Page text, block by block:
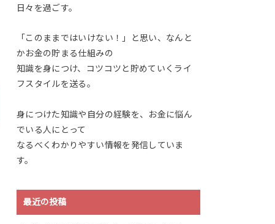
日々を過ごす。
「このままではいけない！」と思い、なんと
かお金の貯まる仕組みの
知識を身につけ、コツコツと貯めていくライ
フスタイルを送る。
身につけた知識や自分の経験を、お金に悩ん
でいる人にとって
なるべくわかりやすい情報を発信していま
す。
最近の投稿